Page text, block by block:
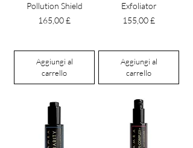
Pollution Shield
Prezzo
165,00 £
Aggiungi al
carrello
Exfoliator
Prezzo
155,00 £
Aggiungi al
carrello